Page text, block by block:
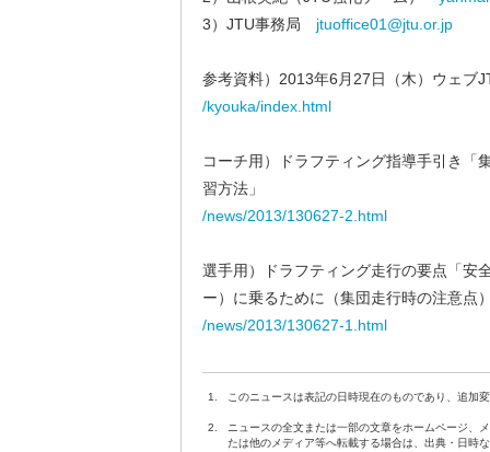
3）JTU事務局 jtuoffice01@jtu.or.jp
参考資料）2013年6月27日（木）ウェブ
/kyouka/index.html
コーチ用）ドラフティング指導手引き「
習方法」
/news/2013/130627-2.html
選手用）ドラフティング走行の要点「安
ー）に乗るために（集団走行時の注意点
/news/2013/130627-1.html
1. このニュースは表記の日時現在のものであり、追加
2.
ニュースの全文または一部の文章をホームページ、
たは他のメディア等へ転載する場合は、出典・日時